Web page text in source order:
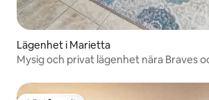
Lägenhet i Marietta
Mysig och privat lägenhet nära Braves